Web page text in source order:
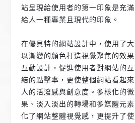
站呈現給使用者的第一印象是充
給人一種專業且現代的印象。
在優貝特的網站設計中，使用了
以漸變的顏色打造視覺聚焦的效
互動設計，促進使用者對網站的
結的點擊率，更使整個網站看起
人的活潑感與創意度。多樣化的
果、淡入淡出的轉場和多媒體元
化了網站整體視覺感，更提升了